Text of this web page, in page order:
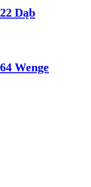
Dąb
Wenge